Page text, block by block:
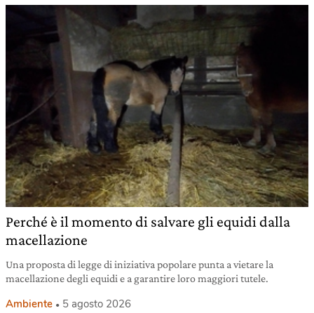
Perché è il momento di salvare gli equidi dalla
macellazione
Una proposta di legge di iniziativa popolare punta a vietare la
macellazione degli equidi e a garantire loro maggiori tutele.
Ambiente 5 agosto 2026